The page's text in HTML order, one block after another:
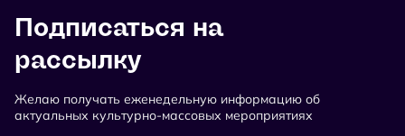
Подписаться на
рассылку
Желаю получать еженедельную информацию об
актуальных культурно-массовых мероприятиях